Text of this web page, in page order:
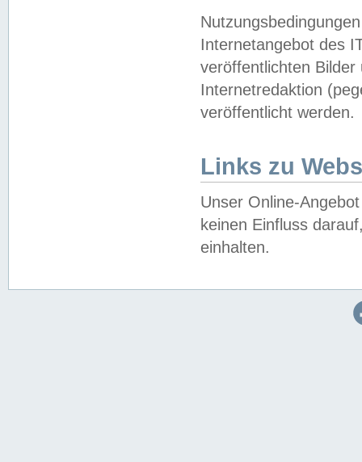
Internetangebot des
veröffentlichten
Internetredaktion
veröffentlicht werden.
Links zu
Unser Online-
keinen Einfluss
einhalten.